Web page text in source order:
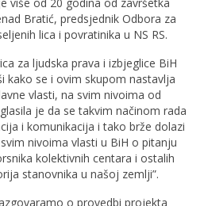
Bratić, predsjednik Odbora za
lica i povratinika u NS RS.
za ljudska prava i izbjeglice BiH
kako se i ovim skupom nastavlja
vlasti, na svim nivoima od
je da se takvim načinom rada
i komunikacija i tako brže dolazi
nivoima vlasti u BiH o pitanju
kolektivnih centara i ostalih
stanovnika u našoj zemlji”.
o provedbi projekta